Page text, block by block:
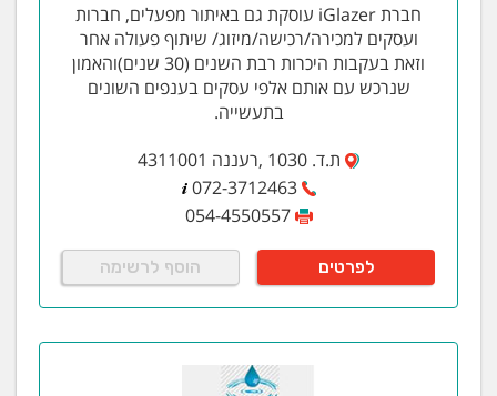
חברת iGlazer עוסקת גם באיתור מפעלים, חברות
ועסקים למכירה/רכישה/מיזוג/ שיתוף פעולה אחר
וזאת בעקבות היכרות רבת השנים (30 שנים)והאמון
שנרכש עם אותם אלפי עסקים בענפים השונים
בתעשייה.
ת.ד. 1030 ,רעננה 4311001
072-3712463
054-4550557
לפרטים הוסף לרשימה